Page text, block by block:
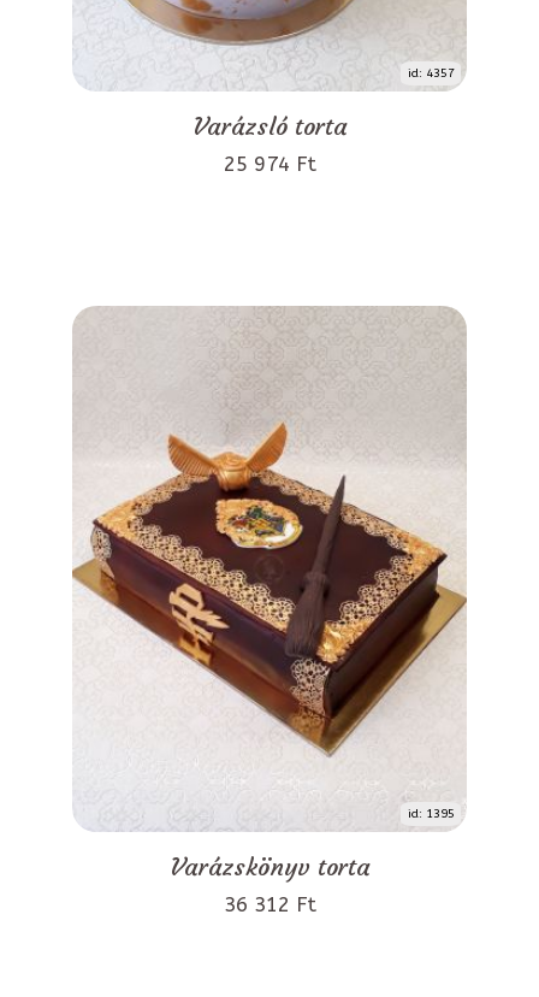
id: 4357
Varázsló torta
25 974 Ft
id: 1395
Varázskönyv torta
36 312 Ft